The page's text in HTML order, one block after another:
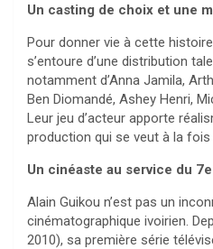
Un casting de choix et une
Pour donner vie à cette
s’entoure d’une distribution
notamment d’Anna Jamila,
Ben Diomandé, Ashey Henri,
Leur jeu d’acteur apporte
production qui se veut à la
Un cinéaste au service du
Alain Guikou n’est pas un
cinématographique ivoirien.
2010), sa première série